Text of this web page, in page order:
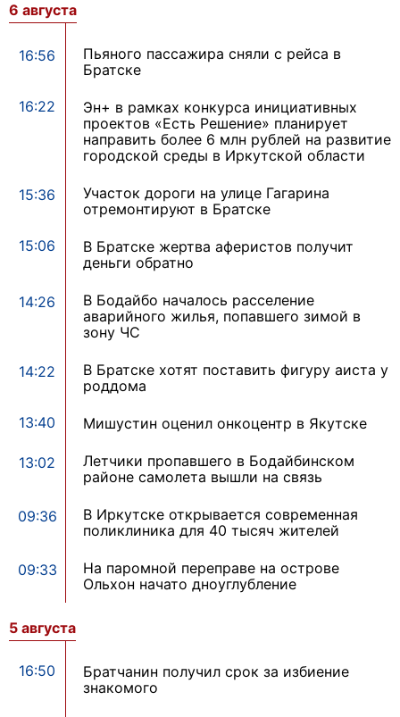
6 августа
16:56
Пьяного пассажира сняли с рейса в
Братске
16:22
Эн+ в рамках конкурса инициативных
проектов «Есть Решение» планирует
направить более 6 млн рублей на развитие
городской среды в Иркутской области
15:36
Участок дороги на улице Гагарина
отремонтируют в Братске
15:06
В Братске жертва аферистов получит
деньги обратно
14:26
В Бодайбо началось расселение
аварийного жилья, попавшего зимой в
зону ЧС
14:22
В Братске хотят поставить фигуру аиста у
роддома
13:40 Мишустин оценил онкоцентр в Якутске
13:02
Летчики пропавшего в Бодайбинском
районе самолета вышли на связь
09:36
В Иркутске открывается современная
поликлиника для 40 тысяч жителей
09:33
На паромной переправе на острове
Ольхон начато дноуглубление
5 августа
16:50
Братчанин получил срок за избиение
знакомого